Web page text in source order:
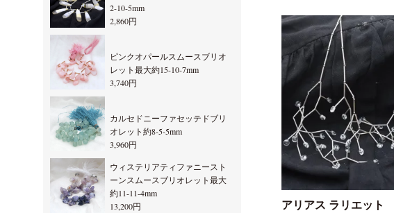
アリアス ラリエット
2-10-5mm
2,860円
ピンクオパールスムースブリオ
レット最大約15-10-7mm
3,740円
カルセドニーファセッテドブリ
オレット約8-5-5mm
3,960円
ウィステリアティファニースト
ーンスムースブリオレット最大
約11-11-4mm
13,200円